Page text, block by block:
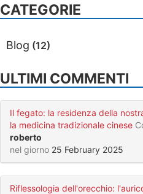
CATEGORIE
Blog (12)
ULTIMI COMMENTI
Il fegato: la residenza della
la medicina tradizionale cinese
roberto
nel giorno 25 February 2025
Riflessologia dell'orecchio: